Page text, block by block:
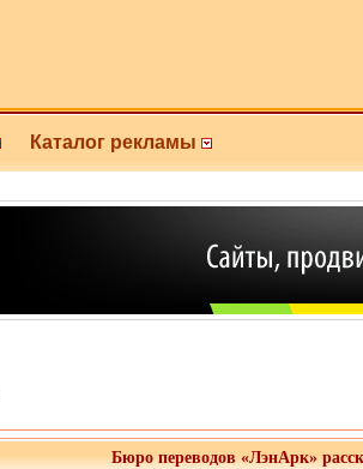
Каталог рекламы
Бюро переводов «ЛэнАрк»